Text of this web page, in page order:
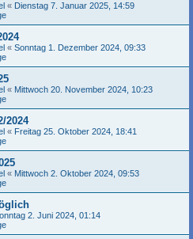
« Dienstag 7. Januar 2025, 14:59
« Sonntag 1. Dezember 2024, 09:33
« Mittwoch 20. November 2024, 10:23
2024
« Freitag 25. Oktober 2024, 18:41
« Mittwoch 2. Oktober 2024, 09:53
2. Juni 2024, 01:14